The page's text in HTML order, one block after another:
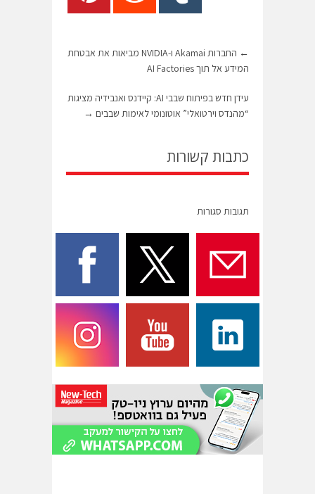
←
החברות Akamai ו-NVIDIA מביאות את אבטחת
המידע אל תוך AI Factories
עידן חדש בפיתוח שבבי AI: קיידנס ואנבידיה מציגות
“מהנדס וירטואלי” אוטונומי לאימות שבבים →
כתבות קשורות
תגובות סגורות